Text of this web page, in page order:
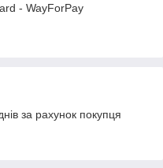
- WayForPay
за рахунок покупця